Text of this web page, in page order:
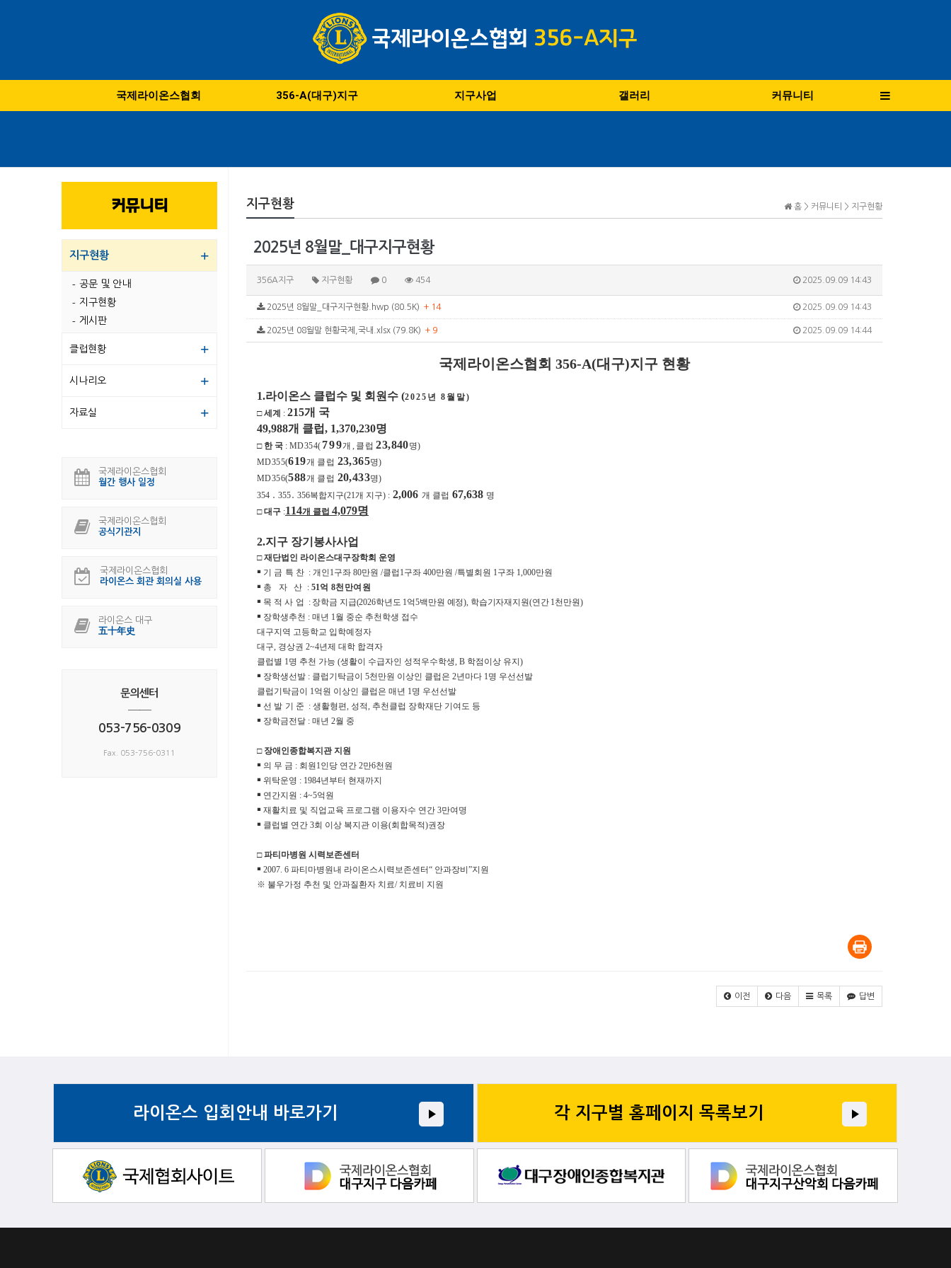
국제라이온스협회 356-A(대구)지구 지구사업 갤러리 커뮤니티
홈 > 커뮤니티 > 지구현황
지구현황
2025년 8월말_대구지구현황
356A지구 지구현황 0 454 2025.09.09 14:43
2025.09.09 14:43
2025년 8월말_대구지구현황.hwp (80.5K) + 14
2025.09.09 14:44
2025년 08월말 현황국제,국내.xlsx (79.8K) + 9
국제라이온스협회 356-A(대구)지구 현황
1.라이온스 클럽수 및 회원수 (2025 년 8 월말)
□세계 : 215개 국
49,988개 클럽, 1,370,230명
□ 한 국 : MD354( 799개, 클럽23,840명)
MD355(619개 클럽 23,365명)
MD356(588개 클럽 20,433명)
354 ․ 355․ 356복합지구(21개 지구) : 2,006 개 클럽 67,638 명
□대구 :114개 클럽 4,079명
2.지구 장기봉사사업
□재단법인 라이온스대구장학회 운영
￭ 기금특찬 :개인 1구좌80만원/클럽 1구좌400만원/특별회원 1구좌 1,000만원
￭ 총 자 산 : 51억 8천만여원
￭ 목적사업 : 장학금 지급(2026학년도 1억5백만원 예정), 학습기자재지원(연간 1천만원)
￭ 장학생추천 : 매년 1월 중순 추천학생 접수
대구지역 고등학교 입학예정자
대구, 경상권 2~4년제 대학 합격자
클럽별 1명 추천 가능 (생활이 수급자인 성적우수학생, B 학점이상 유지 )
￭ 장학생선발 : 클럽기탁금이 5천만원 이상인 클럽은 2년마다 1명 우선선발
클럽기탁금이 1억원 이상인 클럽은 매년 1명 우선선발
￭ 선발기준 :생활형편,성적, 추천클럽 장학재단 기여도 등
￭ 장학금전달 : 매년 2월 중
□ 장애인종합복지관 지원
￭ 의 무 금 : 회원 1인당 연간 2만6천원
￭ 위탁운영 : 1984년부터 현재까지
￭ 연간지원 : 4~5억원
￭ 재활치료 및 직업교육 프로그램 이용자수 연간 3만여명
￭ 클럽별 연간 3회 이상 복지관 이용(회합목적)권장
□파티마병원 시력보존센터
￭ 2007. 6 파티마병원내 라이온스시력보존센터“ 안과장비 ”지원
※ 불우가정 추천 및 안과질환자 치료/ 치료비 지원
이전 다음 목록 답변
커뮤니티
지구현황
공문 및 안내
지구현황
게시판
클럽현황
시나리오
자료실
국제라이온스협회
월간 행사 일정
국제라이온스협회
공식기관지
국제라이온스협회
라이온스 회관 회의실 사용
라이온스 대구
五十年史
문의센터
──
053-756-0309
Fax. 053-756-0311
라이온스 입회안내 바로가기 각 지구별 홈페이지 목록보기